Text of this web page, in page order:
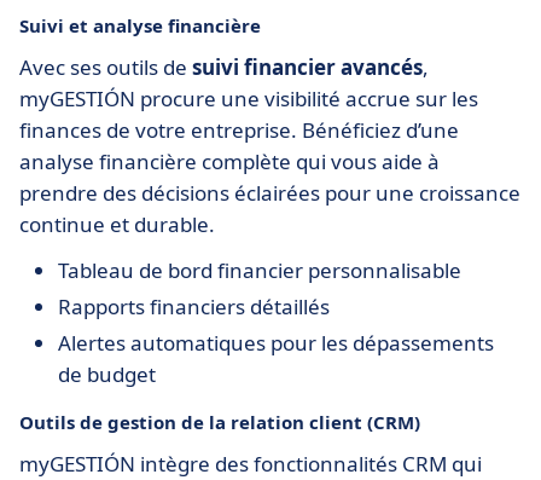
Suivi et analyse financière
Avec ses outils de suivi financier avancés,
myGESTIÓN procure une visibilité accrue sur les
finances de votre entreprise. Bénéficiez d’une
analyse financière complète qui vous aide à
prendre des décisions éclairées pour une croissance
continue et durable.
Tableau de bord financier personnalisable
Rapports financiers détaillés
Alertes automatiques pour les dépassements
de budget
Outils de gestion de la relation client (CRM)
myGESTIÓN intègre des fonctionnalités CRM qui